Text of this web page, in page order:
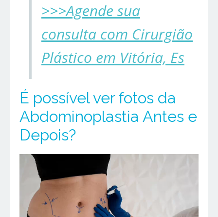
>>>Agende sua
consulta com Cirurgião
Plástico em Vitória, Es
É possível ver fotos da
Abdominoplastia Antes e
Depois?